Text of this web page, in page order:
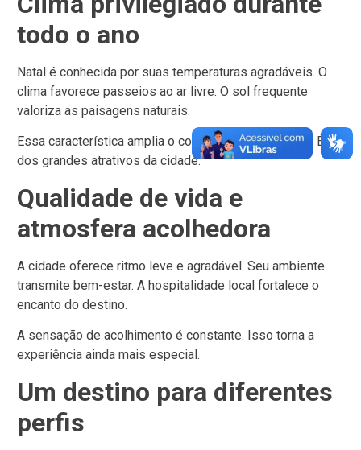
todo o ano
Natal é conhecida por suas temperaturas agradáveis. O
clima favorece passeios ao ar livre. O sol frequente
valoriza as paisagens naturais.
Essa característica amplia o conforto da experiência.
É um
dos grandes atrativos da cidade.
Qualidade de vida e
atmosfera acolhedora
A cidade oferece ritmo leve e agradável. Seu ambiente
transmite bem-estar. A hospitalidade local fortalece o
encanto do destino.
A sensação de acolhimento é constante. Isso torna a
experiência ainda mais especial.
Um destino para diferentes
perfis